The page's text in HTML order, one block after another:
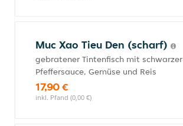
Muc Xao Tieu Den (scharf)
gebratener Tintenfisch mit schwarzer
Pfeffersauce, Gemüse und Reis
17,90 €
inkl. Pfand (0,00 €)